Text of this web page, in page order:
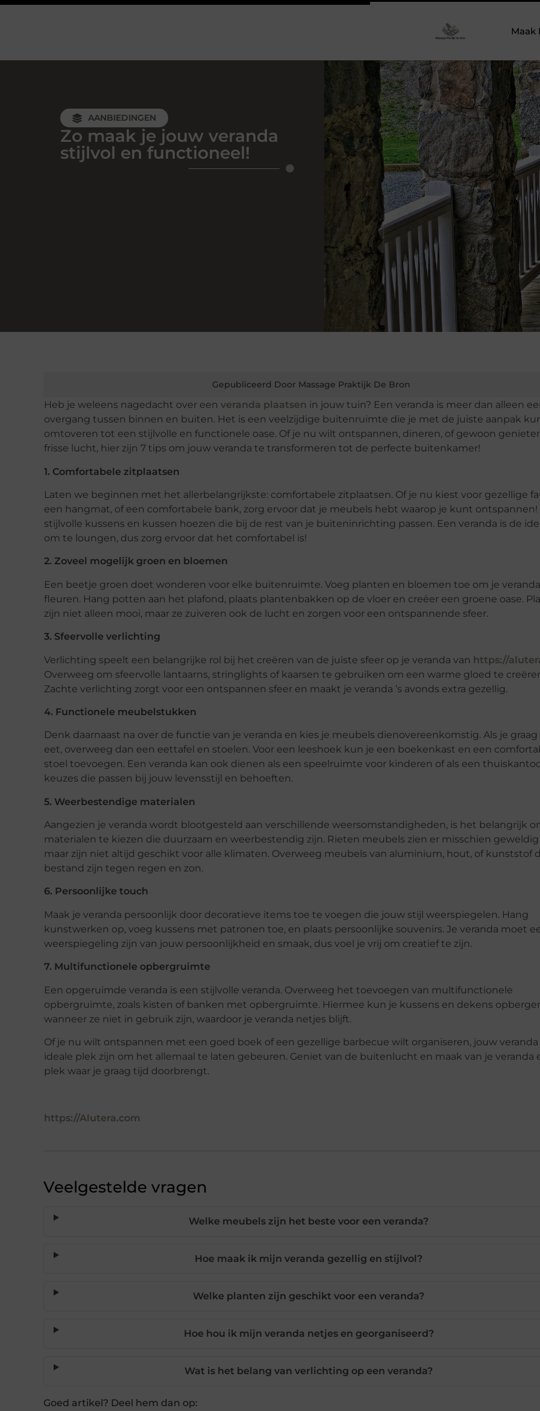
Maak
AANBIEDINGEN
Zo maak je jouw veranda
stijlvol en functioneel!
Gepubliceerd Door Massage Praktijk De Bron
Heb je weleens nagedacht over een veranda plaatsen in jouw tuin? Een veranda is meer dan alleen
overgang tussen binnen en buiten. Het is een veelzijdige buitenruimte die je met de juiste aanpak
omtoveren tot een stijlvolle en functionele oase. Of je nu wilt ontspannen, dineren, of gewoon
frisse lucht, hier zijn 7 tips om jouw veranda te transformeren tot de perfecte buitenkamer!
1. Comfortabele zitplaatsen
Laten we beginnen met het allerbelangrijkste: comfortabele zitplaatsen. Of je nu kiest voor gezellige
een hangmat, of een comfortabele bank, zorg ervoor dat je meubels hebt waarop je kunt ontspannen!
stijlvolle kussens en kussen hoezen die bij de rest van je buiteninrichting passen. Een veranda is de
om te loungen, dus zorg ervoor dat het comfortabel is!
2. Zoveel mogelijk groen en bloemen
Een beetje groen doet wonderen voor elke buitenruimte. Voeg planten en bloemen toe om je
fleuren. Hang potten aan het plafond, plaats plantenbakken op de vloer en creëer een groene oase.
zijn niet alleen mooi, maar ze zuiveren ook de lucht en zorgen voor een ontspannende sfeer.
3. Sfeervolle verlichting
Verlichting speelt een belangrijke rol bij het creëren van de juiste sfeer op je veranda van https://
Overweeg om sfeervolle lantaarns, stringlights of kaarsen te gebruiken om een warme gloed te
Zachte verlichting zorgt voor een ontspannen sfeer en maakt je veranda ’s avonds extra gezellig.
4. Functionele meubelstukken
Denk daarnaast na over de functie van je veranda en kies je meubels dienovereenkomstig. Als je
eet, overweeg dan een eettafel en stoelen. Voor een leeshoek kun je een boekenkast en een
stoel toevoegen. Een veranda kan ook dienen als een speelruimte voor kinderen of als een
keuzes die passen bij jouw levensstijl en behoeften.
5. Weerbestendige materialen
Aangezien je veranda wordt blootgesteld aan verschillende weersomstandigheden, is het belangrijk
materialen te kiezen die duurzaam en weerbestendig zijn. Rieten meubels zien er misschien
maar zijn niet altijd geschikt voor alle klimaten. Overweeg meubels van aluminium, hout, of kunststof
bestand zijn tegen regen en zon.
6. Persoonlijke touch
Maak je veranda persoonlijk door decoratieve items toe te voegen die jouw stijl weerspiegelen. Hang
kunstwerken op, voeg kussens met patronen toe, en plaats persoonlijke souvenirs. Je veranda moet
weerspiegeling zijn van jouw persoonlijkheid en smaak, dus voel je vrij om creatief te zijn.
7. Multifunctionele opbergruimte
Een opgeruimde veranda is een stijlvolle veranda. Overweeg het toevoegen van multifunctionele
opbergruimte, zoals kisten of banken met opbergruimte. Hiermee kun je kussens en dekens
wanneer ze niet in gebruik zijn, waardoor je veranda netjes blijft.
Of je nu wilt ontspannen met een goed boek of een gezellige barbecue wilt organiseren, jouw
ideale plek zijn om het allemaal te laten gebeuren. Geniet van de buitenlucht en maak van je veranda
plek waar je graag tijd doorbrengt.
https://Alutera.com
Veelgestelde vragen
Welke meubels zijn het beste voor een veranda?
Hoe maak ik mijn veranda gezellig en stijlvol?
Welke planten zijn geschikt voor een veranda?
Hoe hou ik mijn veranda netjes en georganiseerd?
Wat is het belang van verlichting op een veranda?
Goed artikel? Deel hem dan op: